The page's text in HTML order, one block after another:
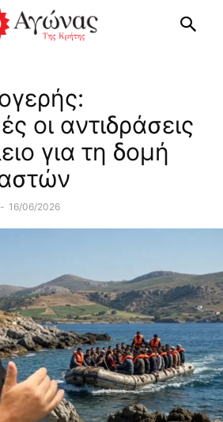
οι αντιδράσεις
για τη δομή
- 16/06/2026